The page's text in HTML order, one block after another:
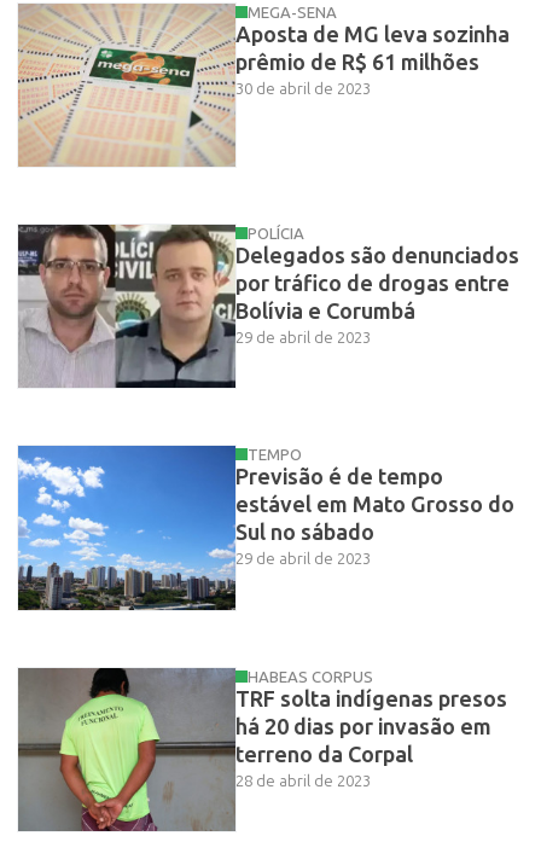
MEGA-SENA
Aposta de MG leva sozinha
prêmio de R$ 61 milhões
30 de abril de 2023
POLÍCIA
Delegados são denunciados
por tráfico de drogas entre
Bolívia e Corumbá
29 de abril de 2023
TEMPO
Previsão é de tempo
estável em Mato Grosso do
Sul no sábado
29 de abril de 2023
HABEAS CORPUS
TRF solta indígenas presos
há 20 dias por invasão em
terreno da Corpal
28 de abril de 2023